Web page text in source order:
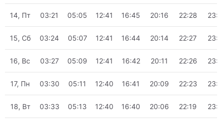
14, Пт 03:21 05:05 12:41 16:45 20:16 22:28
15, Сб 03:24 05:07 12:41 16:44 20:14 22:27
16, Вс 03:27 05:09 12:41 16:42 20:11 22:26
17, Пн 03:30 05:11 12:40 16:41 20:09 22:23
18, Вт 03:33 05:13 12:40 16:40 20:06 22:19